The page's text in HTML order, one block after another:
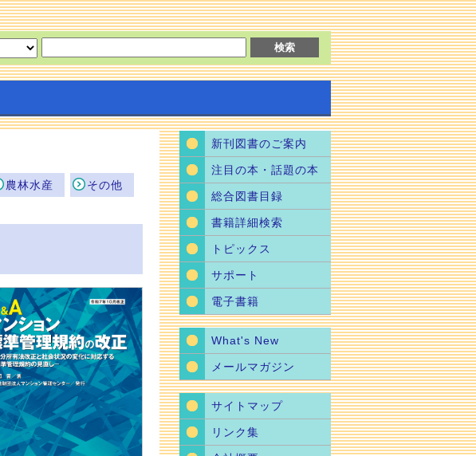
農林水産 その他
新刊図書のご案内
注目の本・話題の本
総合図書目録
書籍詳細検索
トピックス
サポート
電子書籍
What's New
メールマガジン
サイトマップ
リンク集